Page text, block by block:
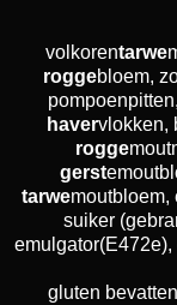
volkorentarwe
roggebloem,
havervlokken,
rogge
gerst
tarwemoutbloem,
suiker
gluten